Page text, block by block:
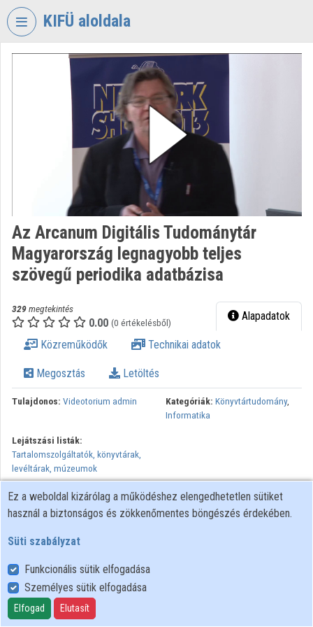
Fejléc kihagyása
KIFÜ aloldala
VIDEOTORIUM
KORMÁNYZATI
Intézményi kezdőlap
Bejelentkezés
Intézményi felfedezés
Kategóriák
Intézmények
Az Arcanum Digitális Tudománytár
Magyarország legnagyobb teljes
szövegű periodika adatbázisa
329megtekintés
0.00 (0 értékelésből) Alapadatok
Közreműködők Technikai adatok
Megosztás Letöltés
Tulajdonos: Videotorium admin Kategóriák: Könyvtártudomány,
Informatika
Lejátszási listák:
Tartalomszolgáltatók, könyvtárak,
levéltárak, múzeumok
Felhasználói szabályzat
Adatkezelési tájékoztató
Süti szabályzat
Ez a weboldal kizárólag a működéshez elengedhetetlen sütiket
használ a biztonságos és zökkenőmentes böngészés érdekében.
Süti szabályzat
Funkcionális sütik elfogadása
Személyes sütik elfogadása
Elfogad Elutasít